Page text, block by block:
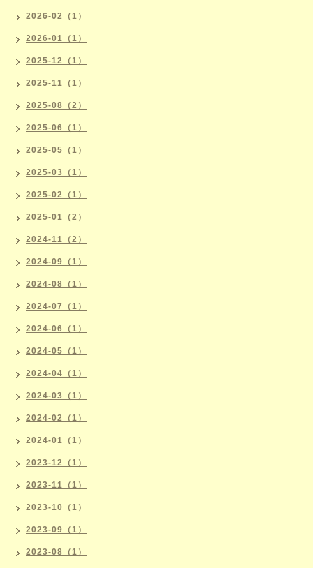
2026-02（1）
2026-01（1）
2025-12（1）
2025-11（1）
2025-08（2）
2025-06（1）
2025-05（1）
2025-03（1）
2025-02（1）
2025-01（2）
2024-11（2）
2024-09（1）
2024-08（1）
2024-07（1）
2024-06（1）
2024-05（1）
2024-04（1）
2024-03（1）
2024-02（1）
2024-01（1）
2023-12（1）
2023-11（1）
2023-10（1）
2023-09（1）
2023-08（1）